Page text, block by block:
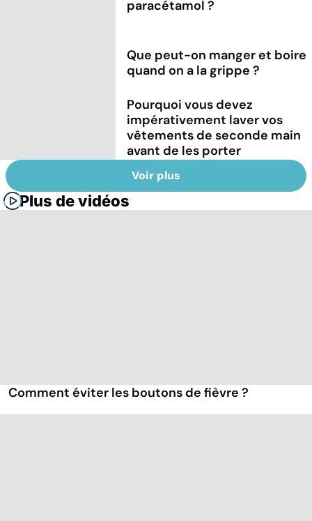
paracétamol ?
Que peut-on manger et boire
quand on a la grippe ?
Pourquoi vous devez
impérativement laver vos
vêtements de seconde main
avant de les porter
Voir plus
Plus de vidéos
Comment éviter les boutons de fièvre ?